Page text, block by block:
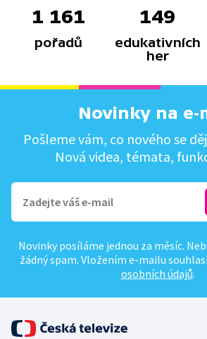
1 161
pořadů
149
edukativních
her
Novinky na e-
Pošleme vám, co nového se
Nová videa, témata,
Novinky posíláme jednou za měsíc.
žádný spam. Vložením e-mailu
osobních údajů.